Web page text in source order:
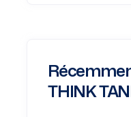
THINK